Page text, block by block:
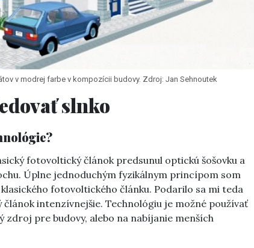
v modrej farbe v kompozícii budovy. Zdroj: Jan Sehnoutek
slnko
fotovoltický článok predsunul optickú šošovku a
Úplne jednoduchým fyzikálnym princípom som
fotovoltického článku. Podarilo sa mi teda
intenzívnejšie. Technológiu je možné používať
pre budovy, alebo na nabíjanie menších